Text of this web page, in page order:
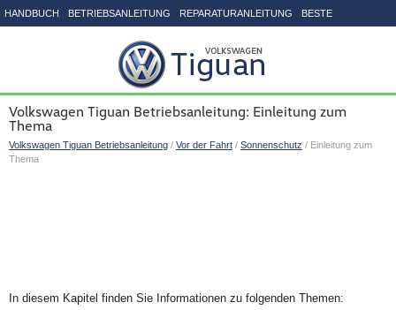
HANDBUCH BETRIEBSANLEITUNG REPARATURANLEITUNG BESTE
Volkswagen Tiguan Betriebsanleitung: Einleitung zum
Thema
Volkswagen Tiguan Betriebsanleitung / Vor der Fahrt / Sonnenschutz / Einleitung zum
Thema
In diesem Kapitel finden Sie Informationen zu folgenden Themen: